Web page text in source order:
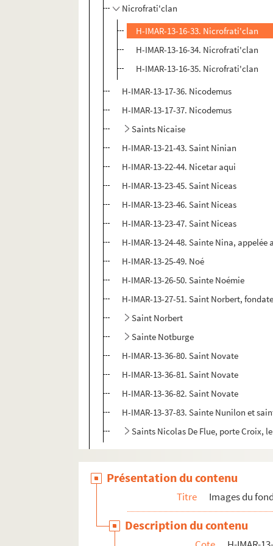
Nicrofrati'clan
H-IMAR-13-16-33. Nicrofrati'clan
H-IMAR-13-16-34. Nicrofrati'clan
H-IMAR-13-16-35. Nicrofrati'clan
H-IMAR-13-17-36. Nicodemus
H-IMAR-13-17-37. Nicodemus
Saints Nicaise
H-IMAR-13-21-43. Saint Ninian
H-IMAR-13-22-44. Nicetar aqui
H-IMAR-13-23-45. Saint Niceas
H-IMAR-13-23-46. Saint Niceas
H-IMAR-13-23-47. Saint Niceas
H-IMAR-13-24-48. Sainte Nina,
H-IMAR-13-25-49. Noé
H-IMAR-13-26-50. Sainte Noémie
H-IMAR-13-27-51. Saint Norbert,
Saint Norbert
Sainte Notburge
H-IMAR-13-36-80. Saint Novate
H-IMAR-13-36-81. Saint Novate
H-IMAR-13-36-82. Saint Novate
H-IMAR-13-37-83. Sainte Nunilon et
Saints Nicolas De Flue, porte Croix,
H-IMAR-13-83-181 à H-IMAR-14-122-
H-IMAR-14-123-304 à H-IMAR-14-133-
H-IMAR-15-1-1 à H-IMAR-15-92-291.
H-IMAR-16-1-1 à H-IMAR-16-147-394.
Présentation du contenu
Titre Images du
Description du contenu